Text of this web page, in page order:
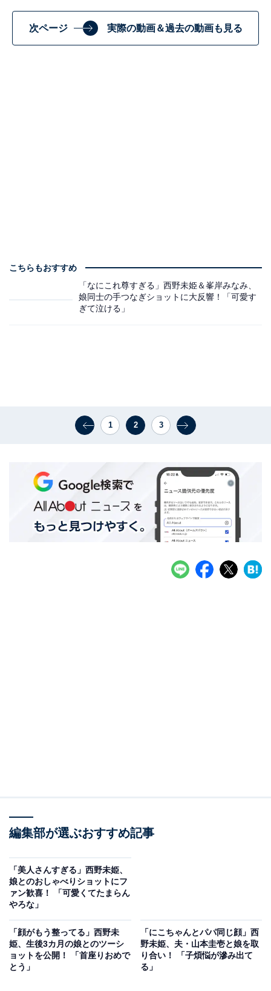
次ページ 実際の動画＆過去の動画も見る
こちらもおすすめ
「なにこれ尊すぎる」西野未姫＆峯岸みなみ、
娘同士の手つなぎショットに大反響！「可愛す
ぎて泣ける」
1 2 3
編集部が選ぶおすすめ記事
「美人さんすぎる」西野未姫、
娘とのおしゃべりショットにフ
ァン歓喜！ 「可愛くてたまらん
やろな」
「顔がもう整ってる」西野未
姫、生後3カ月の娘とのツーシ
ョットを公開！ 「首座りおめで
とう」
「にこちゃんとパパ同じ顔」西
野未姫、夫・山本圭壱と娘を取
り合い！ 「子煩悩が滲み出て
る」